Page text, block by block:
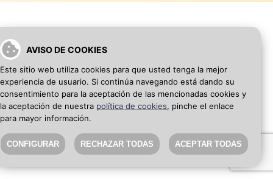
AVISO DE COOKIES
Este sitio web utiliza cookies para que usted tenga la mejor
experiencia de usuario. Si continúa navegando está dando su
consentimiento para la aceptación de las mencionadas cookies y
la aceptación de nuestra política de cookies, pinche el enlace
para mayor información.
CONFIGURAR RECHAZAR TODAS ACEPTAR TODAS
VOLVER A INICIO
SEO Blog ·Aviso Legal·Política de privacidad